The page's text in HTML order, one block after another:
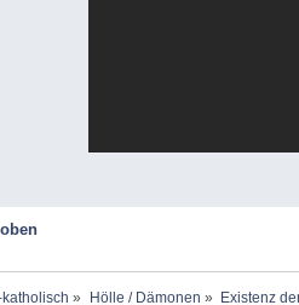
» Hölle / Dämonen » Existenz